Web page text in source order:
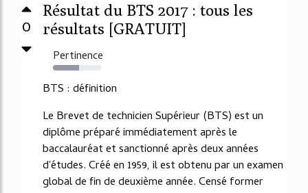
0
Résultat du BTS 2017 : tous les
résultats [GRATUIT]
Pertinence
54%
BTS : définition
Le Brevet de technicien Supérieur (BTS) est un
diplôme préparé immédiatement après le
baccalauréat et sanctionné après deux années
d'études. Créé en 1959, il est obtenu par un examen
global de fin de deuxième année. Censé former